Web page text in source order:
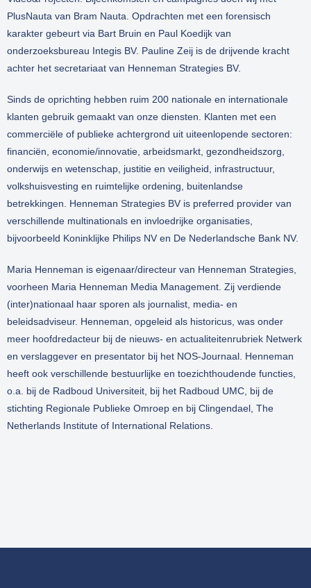
PlusNauta van Bram Nauta. Opdrachten met een forensisch
karakter gebeurt via Bart Bruin en Paul Koedijk van
onderzoeksbureau Integis BV. Pauline Zeij is de drijvende kracht
achter het secretariaat van Henneman Strategies BV.
Sinds de oprichting hebben ruim 200 nationale en internationale
klanten gebruik gemaakt van onze diensten. Klanten met een
commerciële of publieke achtergrond uit uiteenlopende sectoren:
financiën, economie/innovatie, arbeidsmarkt, gezondheidszorg,
onderwijs en wetenschap, justitie en veiligheid, infrastructuur,
volkshuisvesting en ruimtelijke ordening, buitenlandse
betrekkingen. Henneman Strategies BV is preferred provider van
verschillende multinationals en invloedrijke organisaties,
bijvoorbeeld Koninklijke Philips NV en De Nederlandsche Bank NV.
Maria Henneman is eigenaar/directeur van Henneman Strategies,
voorheen Maria Henneman Media Management. Zij verdiende
(inter)nationaal haar sporen als journalist, media- en
beleidsadviseur. Henneman, opgeleid als historicus, was onder
meer hoofdredacteur bij de nieuws- en actualiteitenrubriek Netwerk
en verslaggever en presentator bij het NOS-Journaal. Henneman
heeft ook verschillende bestuurlijke en toezichthoudende functies,
o.a. bij de Radboud Universiteit, bij het Radboud UMC, bij de
stichting Regionale Publieke Omroep en bij Clingendael, The
Netherlands Institute of International Relations.